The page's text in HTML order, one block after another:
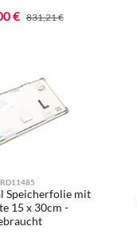
€ Regulärer Preis:
831,21 €
RD11485
Speicherfolie mit
15 x 30cm -